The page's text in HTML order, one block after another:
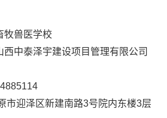
牧兽医学校
西中泰泽宇建设项目管理有限公司
市迎泽区新建南路3号院内东楼3层